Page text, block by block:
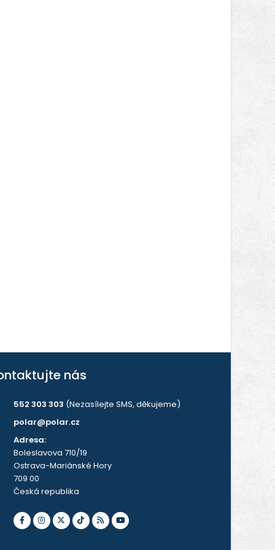
nás
552 303 303 (Nezasílejte SMS, děkujeme)
polar@polar.cz
Adresa:
Boleslavova 710/19
Ostrava-Mariánské Hory
709 00
Česká republika